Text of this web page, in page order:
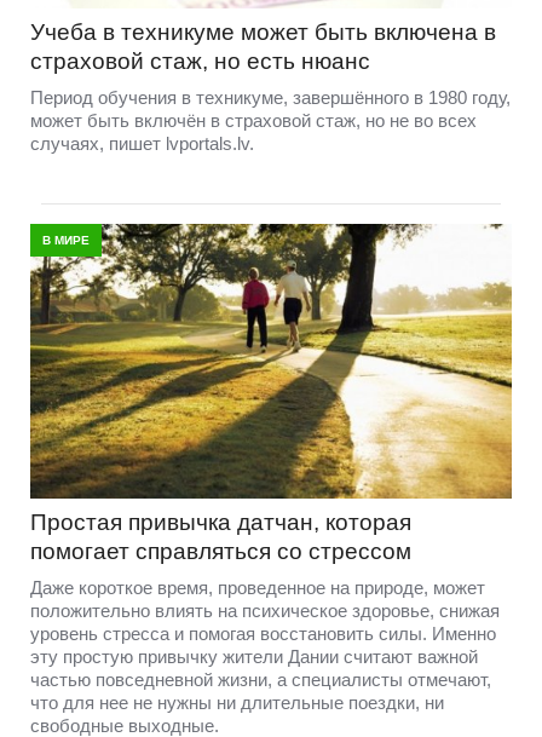
Учеба в техникуме может быть включена в
страховой стаж, но есть нюанс
Период обучения в техникуме, завершённого в 1980 году,
может быть включён в страховой стаж, но не во всех
случаях, пишет lvportals.lv.
В МИРЕ
Простая привычка датчан, которая
помогает справляться со стрессом
Даже короткое время, проведенное на природе, может
положительно влиять на психическое здоровье, снижая
уровень стресса и помогая восстановить силы. Именно
эту простую привычку жители Дании считают важной
частью повседневной жизни, а специалисты отмечают,
что для нее не нужны ни длительные поездки, ни
свободные выходные.